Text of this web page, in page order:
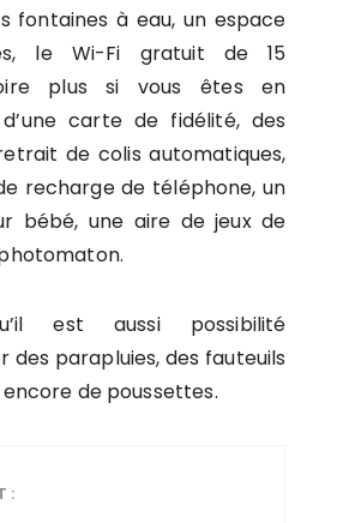
fontaines à eau, un espace
le Wi-Fi gratuit de 15
plus si vous êtes en
d’une carte de fidélité, des
de colis automatiques,
recharge de téléphone, un
bébé, une aire de jeux de
est aussi possibilité
des parapluies, des fauteuils
de poussettes.
: